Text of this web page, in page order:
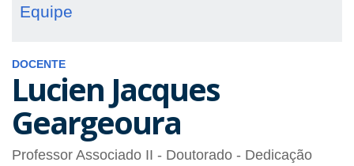
Equipe
DOCENTE
Lucien Jacques
Geargeoura
Professor Associado II - Doutorado - Dedicação